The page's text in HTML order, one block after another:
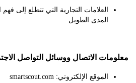
العلامات التجارية التي تتطلع إلى فهم
المدى الطويل
الاتصال ووسائل التواصل الاجتماعي:
الموقع الإلكتروني: smartscout.com